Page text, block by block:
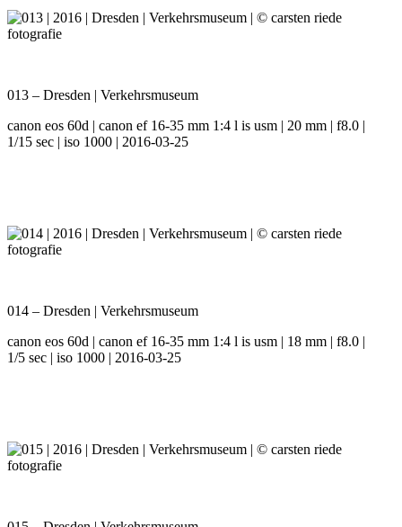
013 – Dresden | Verkehrsmuseum
canon eos 60d | canon ef 16-35 mm 1:4 l is usm | 20 mm | f8.0 |
1/15 sec | iso 1000 | 2016-03-25
014 – Dresden | Verkehrsmuseum
canon eos 60d | canon ef 16-35 mm 1:4 l is usm | 18 mm | f8.0 |
1/5 sec | iso 1000 | 2016-03-25